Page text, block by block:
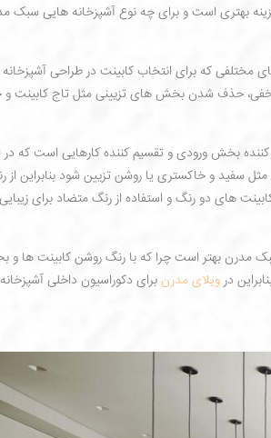
بهتری است و برای چه نوع آشپزخانه هایی سبک
مختلفی که برای انتخاب کابینت در طراحی
مخفی، حذف شدن بخش های تزیینی مثل تاج کابینت و
بخش ورودی و تقسیم کننده کارهایی است که در
سفید و خاکستری یا روشن تزیین شود بنابراین از
های دو رنگ و استفاده از رنگ متضاد برای
مدرن بهتر است چرا که با رنگ روشن کابینت ها
درویلای مدرنبرای دکوراسیون داخلی